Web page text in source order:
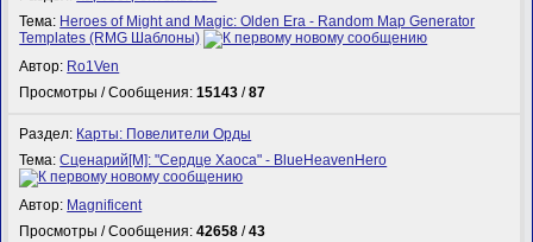
Тема: Heroes of Might and Magic: Olden Era - Random Map Generator
Templates (RMG Шаблоны)
Автор: Ro1Ven
Просмотры / Сообщения:15143 /87
Раздел: Карты: Повелители Орды
Тема:Сценарий[M]: "Сердце Хаоса" - BlueHeavenHero
Автор: Magnificent
Просмотры / Сообщения:42658 /43